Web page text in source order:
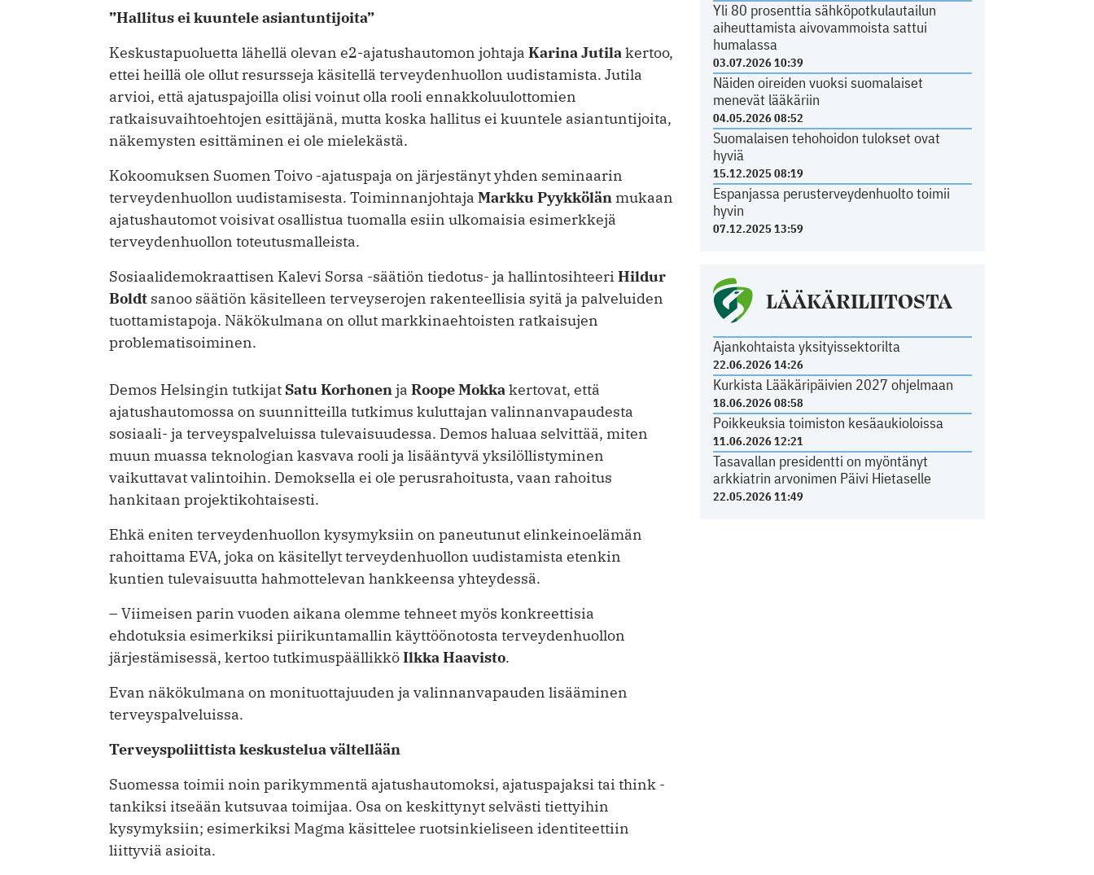
Yli 80 prosenttia sähköpotkulautailun
aiheuttamista aivovammoista sattui
humalassa
03.07.2026 10:39
Näiden oireiden vuoksi suomalaiset
menevät lääkäriin
04.05.2026 08:52
Suomalaisen tehohoidon tulokset ovat
hyviä
15.12.2025 08:19
Espanjassa perusterveydenhuolto toimii
hyvin
07.12.2025 13:59
LÄÄKÄRILIITOSTA
Ajankohtaista yksityissektorilta
22.06.2026 14:26
Kurkista Lääkäripäivien 2027 ohjelmaan
18.06.2026 08:58
Poikkeuksia toimiston kesäaukioloissa
11.06.2026 12:21
Tasavallan presidentti on myöntänyt
arkkiatrin arvonimen Päivi Hietaselle
22.05.2026 11:49
”Hallitus ei kuuntele asiantuntijoita”
Keskustapuoluetta lähellä olevan e2-ajatushautomon johtaja Karina Jutila kertoo,
ettei heillä ole ollut resursseja käsitellä terveydenhuollon uudistamista. Jutila
arvioi, että ajatuspajoilla olisi voinut olla rooli ennakkoluulottomien
ratkaisuvaihtoehtojen esittäjänä, mutta koska hallitus ei kuuntele asiantuntijoita,
näkemysten esittäminen ei ole mielekästä.
Kokoomuksen Suomen Toivo -ajatuspaja on järjestänyt yhden seminaarin
terveydenhuollon uudistamisesta. Toiminnanjohtaja Markku Pyykkölän mukaan
ajatushautomot voisivat osallistua tuomalla esiin ulkomaisia esimerkkejä
terveydenhuollon toteutusmalleista.
Sosiaalidemokraattisen Kalevi Sorsa -säätiön tiedotus- ja hallintosihteeri Hildur
Boldt sanoo säätiön käsitelleen terveyserojen rakenteellisia syitä ja palveluiden
tuottamistapoja. Näkökulmana on ollut markkinaehtoisten ratkaisujen
problematisoiminen.
Demos Helsingin tutkijat Satu Korhonenja Roope Mokkakertovat, että
ajatushautomossa on suunnitteilla tutkimus kuluttajan valinnanvapaudesta
sosiaali- ja terveyspalveluissa tulevaisuudessa. Demos haluaa selvittää, miten
muun muassa teknologian kasvava rooli ja lisääntyvä yksilöllistyminen
vaikuttavat valintoihin. Demoksella ei ole perusrahoitusta, vaan rahoitus
hankitaan projektikohtaisesti.
Ehkä eniten terveydenhuollon kysymyksiin on paneutunut elinkeinoelämän
rahoittama EVA, joka on käsitellyt terveydenhuollon uudistamista etenkin
kuntien tulevaisuutta hahmottelevan hankkeensa yhteydessä.
– Viimeisen parin vuoden aikana olemme tehneet myös konkreettisia
ehdotuksia esimerkiksi piirikuntamallin käyttöönotosta terveydenhuollon
järjestämisessä, kertoo tutkimuspäällikköIlkka Haavisto.
Evan näkökulmana on monituottajuuden ja valinnanvapauden lisääminen
terveyspalveluissa.
Terveys­poliittista keskustelua vältellään
Suomessa toimii noin parikymmentä ajatushautomoksi, ajatuspajaksi tai think ­
tankiksi itseään kutsuvaa toimijaa. Osa on keskittynyt selvästi tiettyihin
kysymyksiin; esimerkiksi Magma käsittelee ruotsinkieliseen identiteettiin
liittyviä asioita.